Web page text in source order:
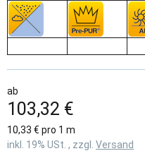
ab
103,32 €
10,33 € pro 1 m
inkl. 19% USt. , zzgl. Versand